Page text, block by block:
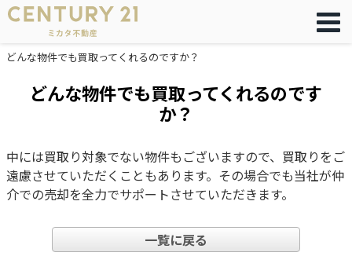
どんな物件でも買取ってくれるのですか？
どんな物件でも買取ってくれるのです
か？
中には買取り対象でない物件もございますので、買取りをご
遠慮させていただくこともあります。その場合でも当社が仲
介での売却を全力でサポートさせていただきます。
一覧に戻る